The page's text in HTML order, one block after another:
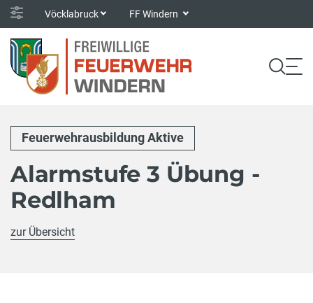
Vöcklabruck FF Windern
Feuerwehrausbildung Aktive
Alarmstufe 3 Übung -
Redlham
zur Übersicht